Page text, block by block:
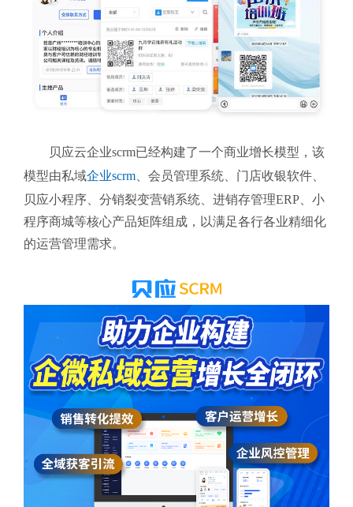
贝应云企业scrm已经构建了一个商业增长模型，该
模型由私域企业scrm 、会员管理系统、门店收银软件、
贝应小程序、分销裂变营销系统、进销存管理ERP、小
程序商城等核心产品矩阵组成，以满足各行各业精细化
的运营管理需求。